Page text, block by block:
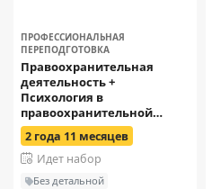
ПРОФЕССИОНАЛЬНАЯ
ПЕРЕПОДГОТОВКА
Правоохранительная
деятельность +
Психология в
правоохранительной
деятельности: методы и
технологии работы с
криминальными случаями
2 года 11 месяцев
Идет набор
Без детальной